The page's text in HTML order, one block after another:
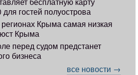
гостей полуострова
Крыма самая низкая
Крыма
перед судом предстанет
бизнеса
все новости →